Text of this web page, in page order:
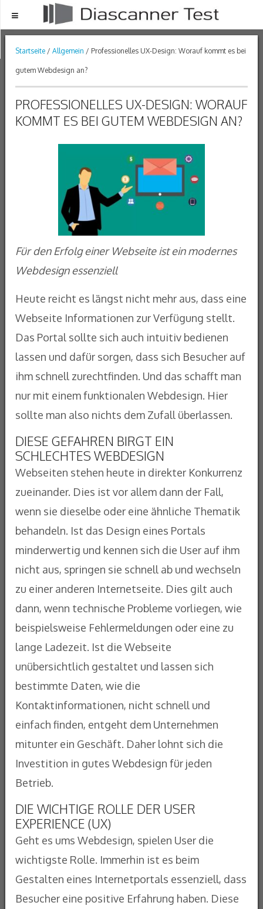
Menu
Startseite /Allgemein / Professionelles UX-Design: Worauf kommt es bei
gutem Webdesign an?
PROFESSIONELLES UX-DESIGN: WORAUF
KOMMT ES BEI GUTEM WEBDESIGN AN?
Für den Erfolg einer Webseite ist ein modernes
Webdesign essenziell
Heute reicht es längst nicht mehr aus, dass eine
Webseite Informationen zur Verfügung stellt.
Das Portal sollte sich auch intuitiv bedienen
lassen und dafür sorgen, dass sich Besucher auf
ihm schnell zurechtfinden. Und das schafft man
nur mit einem funktionalen Webdesign. Hier
sollte man also nichts dem Zufall überlassen.
DIESE GEFAHREN BIRGT EIN
SCHLECHTES WEBDESIGN
Webseiten stehen heute in direkter Konkurrenz
zueinander. Dies ist vor allem dann der Fall,
wenn sie dieselbe oder eine ähnliche Thematik
behandeln. Ist das Design eines Portals
minderwertig und kennen sich die User auf ihm
nicht aus, springen sie schnell ab und wechseln
zu einer anderen Internetseite. Dies gilt auch
dann, wenn technische Probleme vorliegen, wie
beispielsweise Fehlermeldungen oder eine zu
lange Ladezeit. Ist die Webseite
unübersichtlich gestaltet und lassen sich
bestimmte Daten, wie die
Kontaktinformationen, nicht schnell und
einfach finden, entgeht dem Unternehmen
mitunter ein Geschäft. Daher lohnt sich die
Investition in gutes Webdesign für jeden
Betrieb.
DIE WICHTIGE ROLLE DER USER
EXPERIENCE (UX)
Geht es ums Webdesign, spielen User die
wichtigste Rolle. Immerhin ist es beim
Gestalten eines Internetportals essenziell, dass
Besucher eine positive Erfahrung haben. Diese